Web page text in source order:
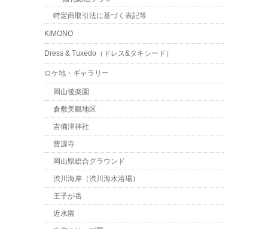
特定商取引法に基づく表記等
KIMONO
Dress & Tuxedo（ドレス&タキシード）
ロケ地・ギャラリー
岡山後楽園
倉敷美観地区
吉備津神社
曹源寺
岡山県総合グラウンド
渋川海岸（渋川海水浴場）
王子が岳
近水園